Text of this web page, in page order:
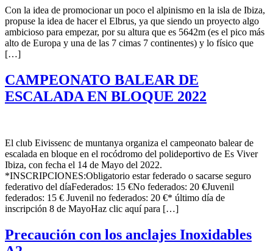
Con la idea de promocionar un poco el alpinismo en la isla de Ibiza,
propuse la idea de hacer el Elbrus, ya que siendo un proyecto algo
ambicioso para empezar, por su altura que es 5642m (es el pico más
alto de Europa y una de las 7 cimas 7 continentes) y lo físico que
[…]
CAMPEONATO BALEAR DE
ESCALADA EN BLOQUE 2022
El club Eivissenc de muntanya organiza el campeonato balear de
escalada en bloque en el rocódromo del polideportivo de Es Viver
Ibiza, con fecha el 14 de Mayo del 2022.
*INSCRIPCIONES:Obligatorio estar federado o sacarse seguro
federativo del díaFederados: 15 €No federados: 20 €Juvenil
federados: 15 € Juvenil no federados: 20 €* último día de
inscripción 8 de MayoHaz clic aquí para […]
Precaución con los anclajes Inoxidables